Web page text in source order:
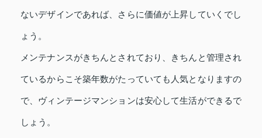
ないデザインであれば、さらに価値が上昇していくでし
ょう。
メンテナンスがきちんとされており、きちんと管理され
ているからこそ築年数がたっていても人気となりますの
で、ヴィンテージマンションは安心して生活ができるで
しょう。